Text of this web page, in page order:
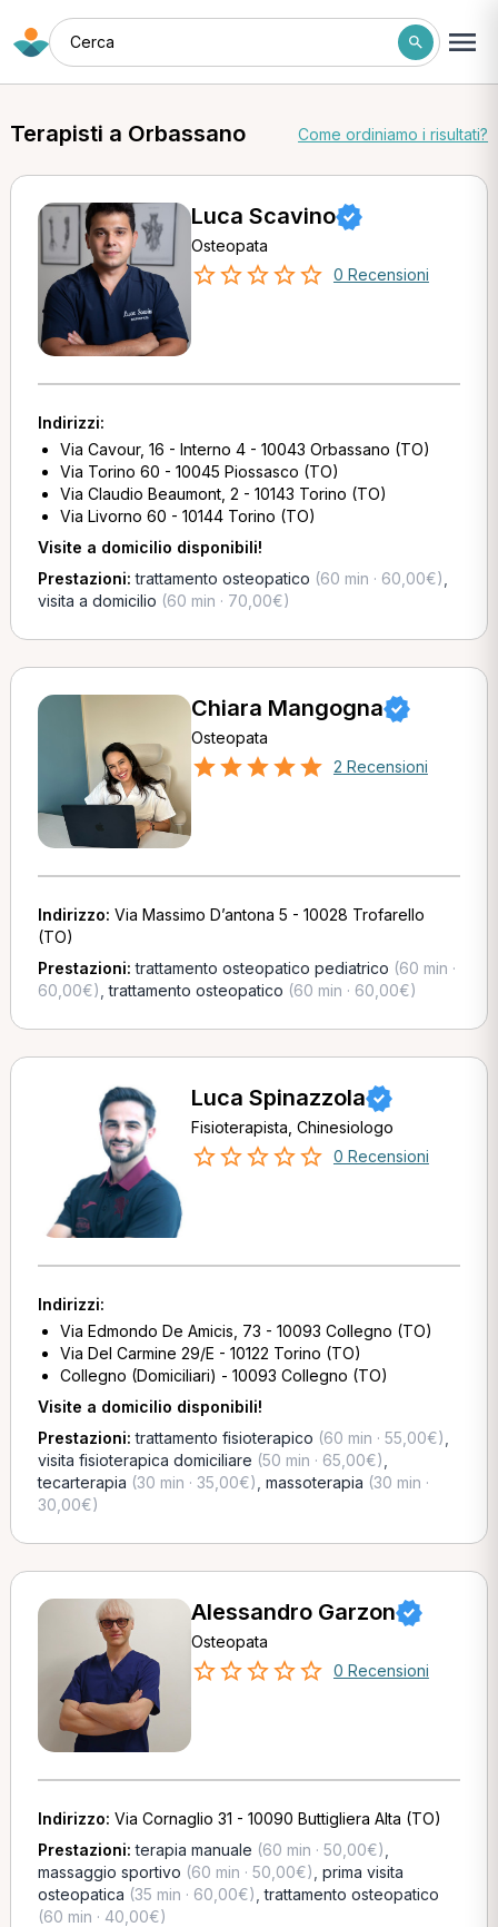
Cerca
Terapisti a Orbassano Come ordiniamo i risultati?
Luca Scavino
Osteopata
0 Recensioni
Indirizzi:
Via Cavour, 16 - Interno 4 - 10043 Orbassano (TO)
Via Torino 60 - 10045 Piossasco (TO)
Via Claudio Beaumont, 2 - 10143 Torino (TO)
Via Livorno 60 - 10144 Torino (TO)
Visite a domicilio disponibili!
Prestazioni:trattamento osteopatico (60 min · 60,00€)
visita a domicilio (60 min · 70,00€)
Chiara Mangogna
Osteopata
2 Recensioni
Indirizzo: Via Massimo D’antona 5 - 10028 Trofarello
(TO)
Prestazioni:trattamento osteopatico pediatrico (60 min ·
60,00€) ,trattamento osteopatico (60 min · 60,00€)
Luca Spinazzola
Fisioterapista, Chinesiologo
0 Recensioni
Indirizzi:
Via Edmondo De Amicis, 73 - 10093 Collegno (TO)
Via Del Carmine 29/E - 10122 Torino (TO)
Collegno (Domiciliari) - 10093 Collegno (TO)
Visite a domicilio disponibili!
Prestazioni:trattamento fisioterapico (60 min · 55,00€)
visita fisioterapica domiciliare (50 min · 65,00€)
tecarterapia (30 min · 35,00€) massoterapia (30 min ·
30,00€)
Alessandro Garzon
Osteopata
0 Recensioni
Indirizzo: Via Cornaglio 31 - 10090 Buttigliera Alta (TO)
Prestazioni:terapia manuale (60 min · 50,00€)
massaggio sportivo (60 min · 50,00€) prima visita
osteopatica (35 min · 60,00€) ,trattamento osteopatico
(60 min · 40,00€)